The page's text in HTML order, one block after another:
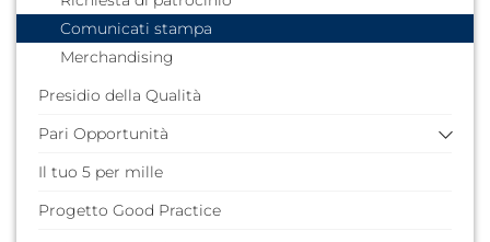
Garante degli Studenti
Consiglio degli Studenti
Consiglio del Personale Tecnico-Amministrativo
Comunicati stampa
Merchandising
Presidio della Qualità
Pari Opportunità
Bilancio di Genere (BdG)
Gender Equality Plan (GEP)
Il tuo 5 per mille
Progetto Good Practice